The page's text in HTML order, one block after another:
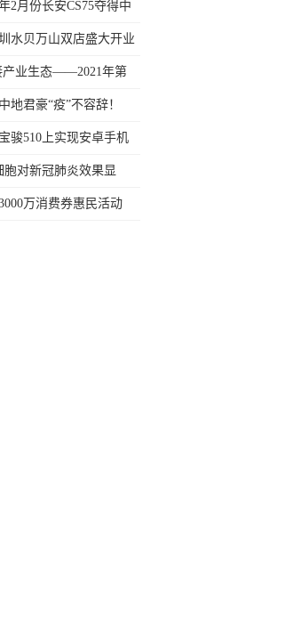
2月份长安CS75夺得中
水贝万山双店盛大开业
产业生态——2021年第
频产业展6月深圳盛大
地君豪“疫”不容辞！
骏510上实现安卓手机
对新冠肺炎效果显
研究万消费券惠民活动